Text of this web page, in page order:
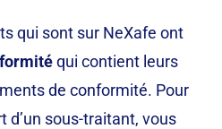
qui sont sur NeXafe ont
qui contient leurs
de conformité. Pour
d’un sous-traitant, vous